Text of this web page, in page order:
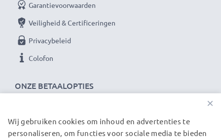
ONZE BETAALOPTIES
Garantievoorwaarden
Veiligheid & Certificeringen
Privacybeleid
Colofon
ONZE VERZENDPARTNERS
×
Wij gebruiken cookies om inhoud en advertenties te
personaliseren, om functies voor sociale media te bieden